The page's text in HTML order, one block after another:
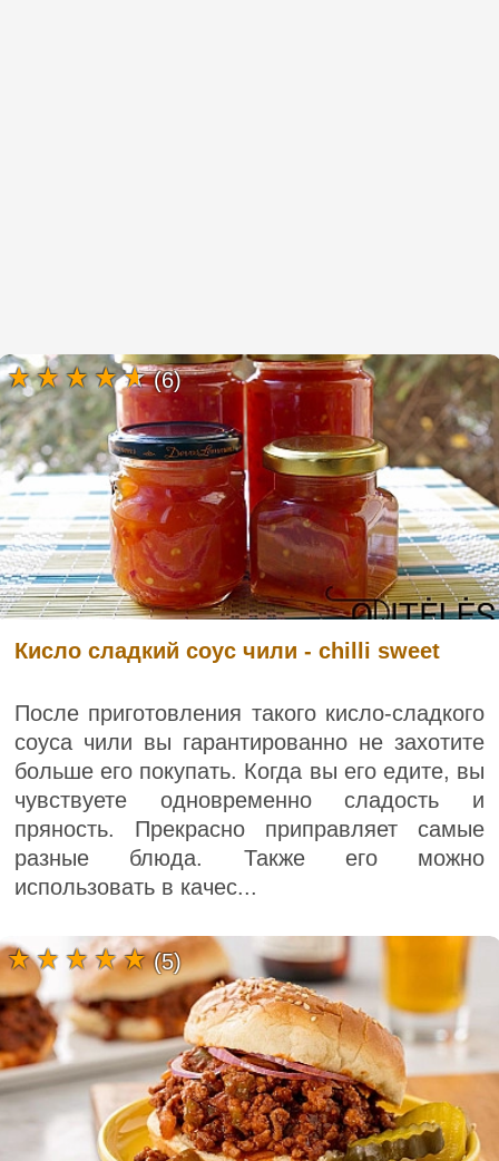
Кисло сладкий соус чили - chilli sweet
После приготовления такого кисло-сладкого
соуса чили вы гарантированно не захотите
больше его покупать. Когда вы его едите, вы
чувствуете одновременно сладость и
пряность. Прекрасно приправляет самые
разные блюда. Также его можно
использовать в качес...
(6)
(5)